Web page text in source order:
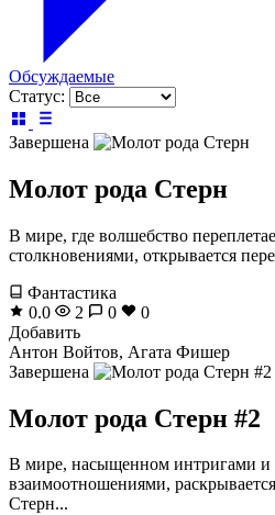
Обсуждаемые
Статус:
Завершена
Молот рода Стерн
В мире, где волшебство
столкновениями, открывается
Фантастика
0.0
2 0
0
Добавить
Антон Войтов, Агата Фишер
Завершена
Молот рода Стерн #2
В мире, насыщенном интригами и
взаимоотношениями,
Стерн...